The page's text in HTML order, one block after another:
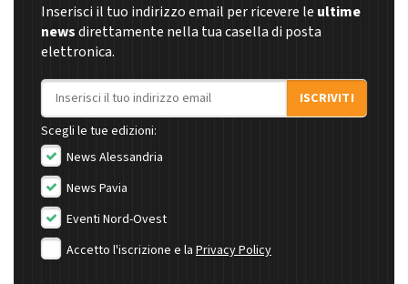
Inserisci il tuo indirizzo email per ricevere le ultime
newsdirettamente nella tua casella di posta
elettronica.
Indirizzo email
ISCRIVITI
Scegli le tue edizioni:
News Alessandria
News Pavia
Eventi Nord-Ovest
Accetto l'iscrizione e la Privacy Policy